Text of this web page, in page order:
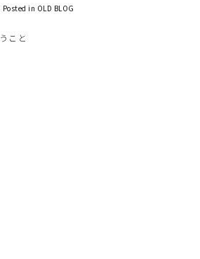
in OLD BLOG
こと